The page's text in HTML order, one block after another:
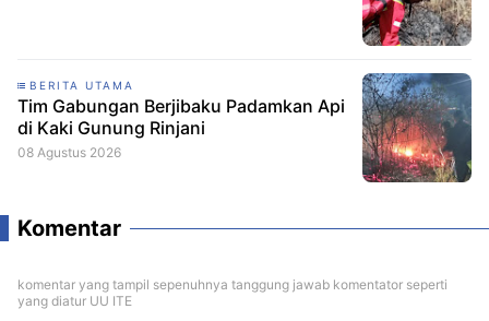
BERITA UTAMA
Tim Gabungan Berjibaku Padamkan Api
di Kaki Gunung Rinjani
08 Agustus 2026
Komentar
komentar yang tampil sepenuhnya tanggung jawab komentator seperti
yang diatur UU ITE